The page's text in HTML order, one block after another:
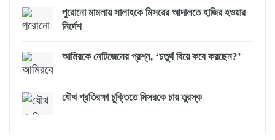
পুরোনো মামলায় সালাহকে মিসরের আদালতে হাজির হওয়ার
নির্দেশ
আমিরকে নেটিজেনের প্রশ্ন, ‘চতুর্থ বিয়ে কবে করছেন?’
যৌথ প্রতিরক্ষা চুক্তিতে মিসরকে চায় তুরস্ক